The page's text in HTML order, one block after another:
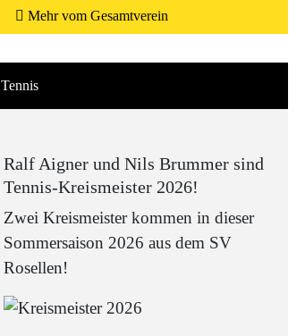
Mehr vom Gesamtverein
Tennis
Ralf Aigner und Nils Brummer sind
Tennis-Kreismeister 2026!
Zwei Kreismeister kommen in dieser
Sommersaison 2026 aus dem SV
Rosellen!